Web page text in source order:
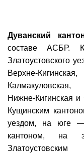
Дуванский
составе АСБР.
Златоустовского
Верхне-
Нижне-Кигинская и
Кущинским
уездом, на юге —
кантоном, на